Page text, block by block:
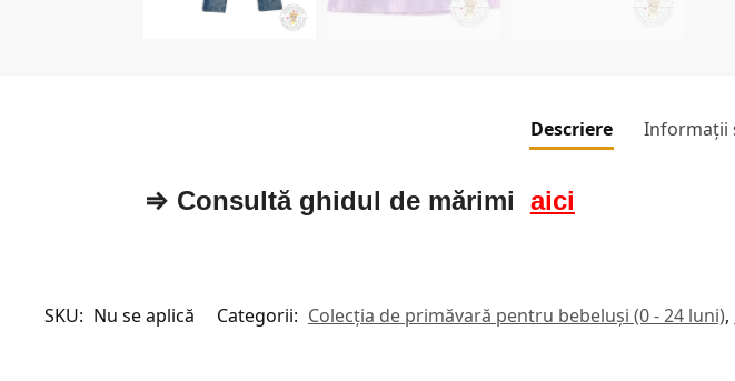
Descriere Informații
⇒ Consultă ghidul de mărimi aici
SKU: Nu se aplică Categorii: Colecția de primăvară pentru bebeluși (0 - 24 luni),